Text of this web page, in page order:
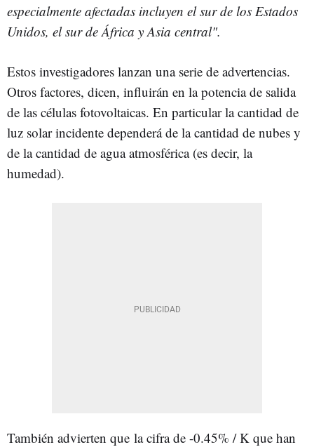
especialmente afectadas incluyen el sur de los Estados
Unidos, el sur de África y Asia central".
Estos investigadores lanzan una serie de advertencias.
Otros factores, dicen, influirán en la potencia de salida
de las células fotovoltaicas. En particular la cantidad de
luz solar incidente dependerá de la cantidad de nubes y
de la cantidad de agua atmosférica (es decir, la
humedad).
También advierten que la cifra de -0.45% / K que han